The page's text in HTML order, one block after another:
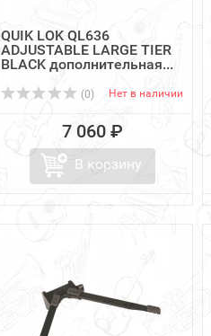
QUIK LOK QL636
ADJUSTABLE LARGE TIER
BLACK дополнительная...
(0) Нет в наличии
7 060 ₽
В корзину